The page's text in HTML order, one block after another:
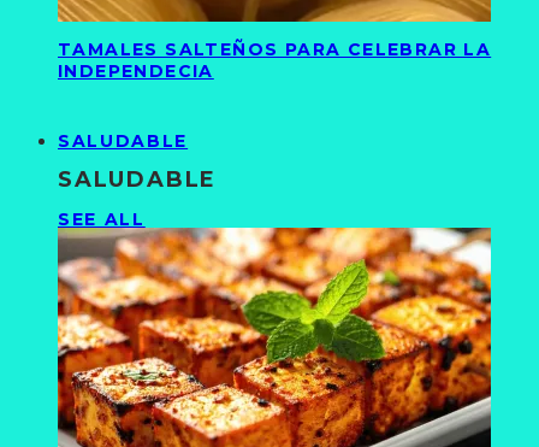
TAMALES SALTEÑOS PARA CELEBRAR LA
INDEPENDECIA
SALUDABLE
SALUDABLE
SEE ALL